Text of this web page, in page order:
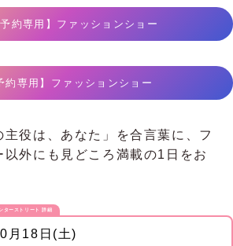
予約専用】ファッションショー
約専用】ファッションショー
主役は、あなた」を合言葉に、フ
以外にも見どころ満載の1日をお
ーストリート 詳細
月18日(土)